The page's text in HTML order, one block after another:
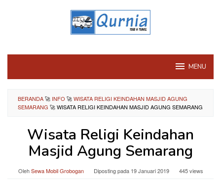
MENU
BERANDA🚀 INFO 🚀WISATA RELIGI KEINDAHAN MASJID AGUNG
SEMARANG 🚀WISATA RELIGI KEINDAHAN MASJID AGUNG SEMARANG
Wisata Religi Keindahan
Masjid Agung Semarang
OlehSewa Mobil Grobogan Diposting pada 19 Januari 2019 445 views